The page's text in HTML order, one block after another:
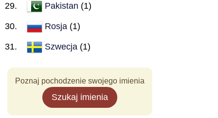
Pakistan (1)
Rosja (1)
Szwecja (1)
Poznaj pochodzenie swojego imienia
Szukaj imienia